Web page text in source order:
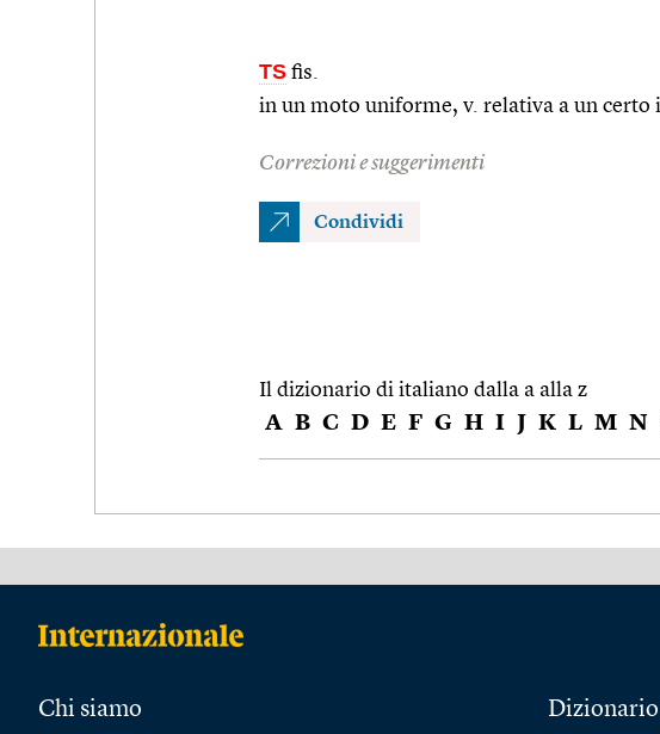
TS fis.
in un moto uniforme, v. relativa a un certo
Correzioni e suggerimenti
Condividi
Il dizionario di italiano dalla a alla z
A B C D E F G H I J K L M N
Chi siamo